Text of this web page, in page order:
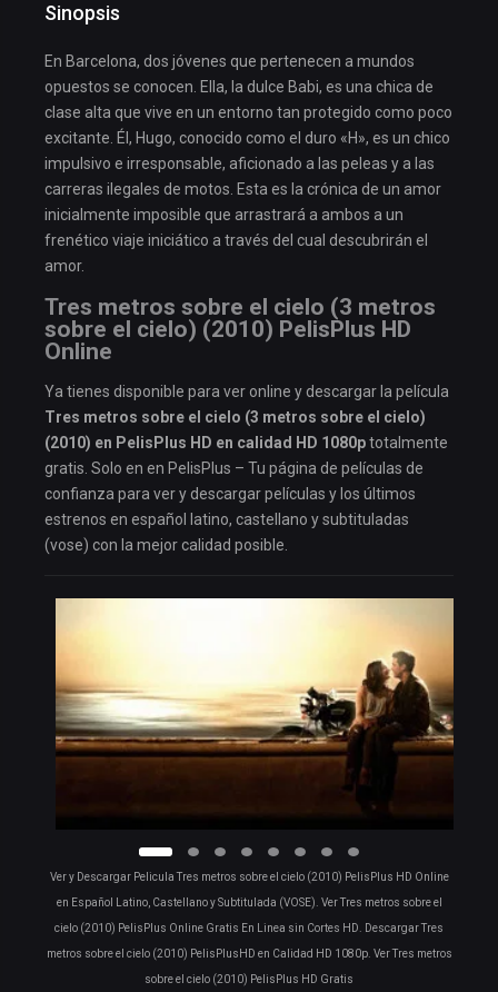
Sinopsis
En Barcelona, dos jóvenes que pertenecen a mundos
opuestos se conocen. Ella, la dulce Babi, es una chica de
clase alta que vive en un entorno tan protegido como poco
excitante. Él, Hugo, conocido como el duro «H», es un chico
impulsivo e irresponsable, aficionado a las peleas y a las
carreras ilegales de motos. Esta es la crónica de un amor
inicialmente imposible que arrastrará a ambos a un
frenético viaje iniciático a través del cual descubrirán el
amor.
Tres metros sobre el cielo (3 metros
sobre el cielo) (2010) PelisPlus HD
Online
Ya tienes disponible para ver online y descargar la película
Tres metros sobre el cielo (3 metros sobre el cielo)
(2010) en PelisPlus HD en calidad HD 1080ptotalmente
gratis. Solo en en PelisPlus – Tu página de películas de
confianza para ver y descargar películas y los últimos
estrenos en español latino, castellano y subtituladas
(vose) con la mejor calidad posible.
Ver y Descargar Pelicula Tres metros sobre el cielo (2010) PelisPlus HD Online
en Español Latino, Castellano y Subtitulada (VOSE). Ver Tres metros sobre el
cielo (2010) PelisPlus Online Gratis En Linea sin Cortes HD. Descargar Tres
metros sobre el cielo (2010) PelisPlusHD en Calidad HD 1080p. Ver Tres metros
sobre el cielo (2010) PelisPlus HD Gratis